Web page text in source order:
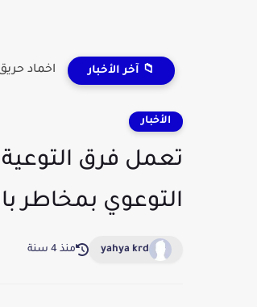
📁 آخر الأخبار اخماد
الأخبار
تعمل فرق التوعية
التوعوي بمخاطر
yahya krd منذ 4 سنة